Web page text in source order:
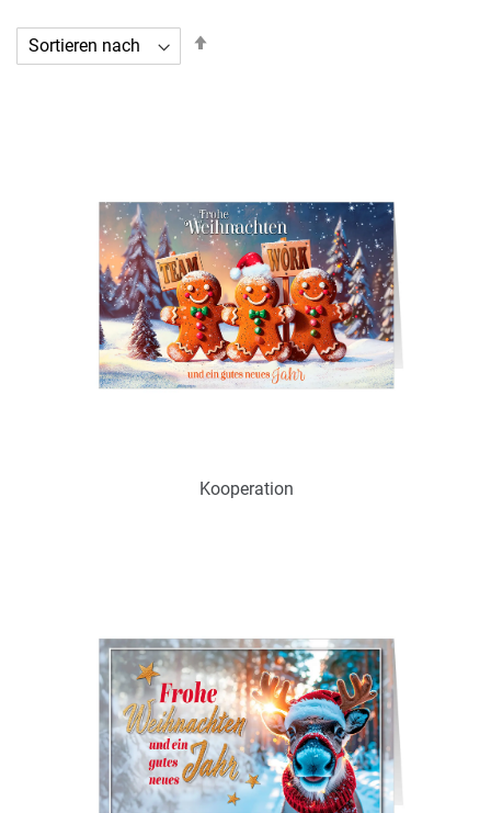
Kooperation
Zum Merkzettel hinzufügen
Ohne / Mit Inneneindruck möglich